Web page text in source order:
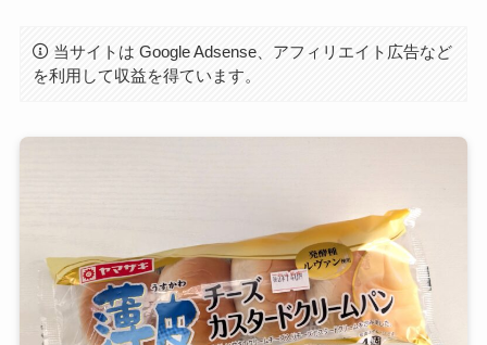
当サイトは Google Adsense、アフィリエイト広告など
を利用して収益を得ています。